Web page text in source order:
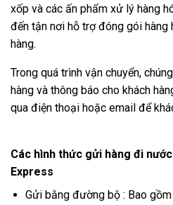
xốp và các ấn phẩm xử lý hàng
đến tận nơi hỗ trợ đóng gói hàng
hàng.
Trong quá trình vận chuyển,
hàng và thông báo cho khách
qua điện thoại hoặc email để
Các hình thức gửi hàng đi
Express
Gửi bằng đường bộ : Bao